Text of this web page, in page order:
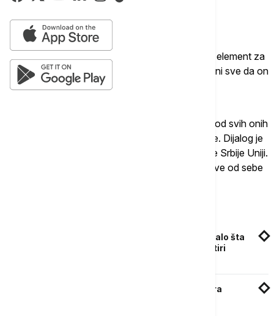
pristupanje
Fabrici ponavlja da je dijalog sa Prištinom ključni element za
pristupanje Srbije Uniji, naglašavajući da Brisel čini sve da on
i uspe.
"Poslednja runda dijaloga je možda bila najteža od svih onih
težih. Dve strane moraju da mu budu posvećene. Dijalog je
ključni element za stabilnost regiona i pristupanje Srbije Uniji.
Postoji veliki interes da dijalog uspe, a EU daje sve od sebe
EU, Amerika, Kina, Rusija: Istraživanje pokazalo šta
građani Srbije misle o odnosima Srbije sa četiri
Evropska unija donirala više od 10 miliona evra